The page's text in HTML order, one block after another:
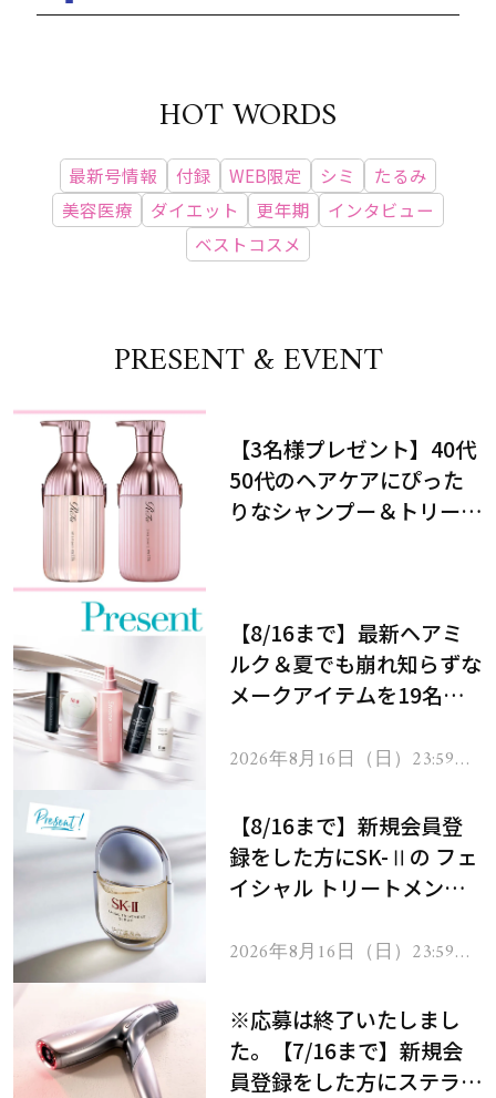
HOT WORDS
最新号情報 付録 WEB限定 シミ
たるみ
美容医療
ダイエット 更年期
インタビュー
ベストコスメ
PRESENT & EVENT
【3名様プレゼント】40代
50代のヘアケアにぴった
りなシャンプー＆トリート
【8/16まで】最新ヘアミ
ルク＆夏でも崩れ知らずな
メークアイテムを19名様
2026年8月16日（日）23:59ま
【8/16まで】新規会員登
録をした方にSK-Ⅱの フェ
イシャル トリートメント
2026年8月16日（日）23:59ま
※応募は終了いたしまし
た。【7/16まで】新規会
員登録をした方にステラボ